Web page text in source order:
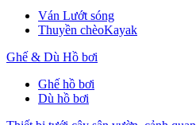
Ván Lướt sóng
Thuyền chèoKayak
Ghế & Dù Hồ bơi
Ghế hồ bơi
Dù hồ bơi